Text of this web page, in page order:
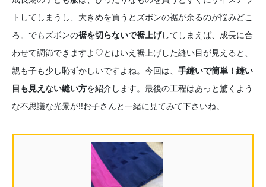
トしてしまうし、大きめを買うとズボンの裾が余るのが悩みどこ
ろ。でもズボンの裾を切らないで裾上げしてしまえば、成長に合
わせて調節できますよ♡とはいえ裾上げした縫い目が見えると、
親も子も少し恥ずかしいですよね。今回は、 手縫いで簡単！縫い
目も見えない縫い方を紹介します。最後の工程はあっと驚くよう
な不思議な光景が!!お子さんと一緒に見てみて下さいね。